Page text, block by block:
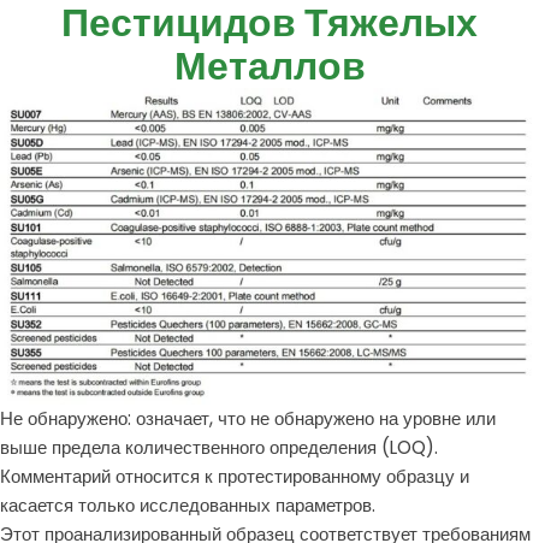
Пестицидов Тяжелых
Металлов
Не обнаружено: означает, что не обнаружено на уровне или
выше предела количественного определения (LOQ).
Комментарий относится к протестированному образцу и
касается только исследованных параметров.
Этот проанализированный образец соответствует требованиям